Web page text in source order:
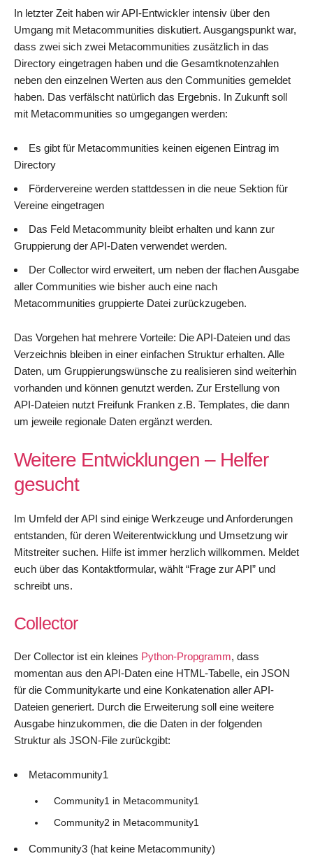
In letzter Zeit haben wir API-Entwickler intensiv über den
Umgang mit Metacommunities diskutiert. Ausgangspunkt war,
dass zwei sich zwei Metacommunities zusätzlich in das
Directory eingetragen haben und die Gesamtknotenzahlen
neben den einzelnen Werten aus den Communities gemeldet
haben. Das verfälscht natürlich das Ergebnis. In Zukunft soll
mit Metacommunities so umgegangen werden:
Es gibt für Metacommunities keinen eigenen Eintrag im
Directory
Fördervereine werden stattdessen in die neue Sektion für
Vereine eingetragen
Das Feld Metacommunity bleibt erhalten und kann zur
Gruppierung der API-Daten verwendet werden.
Der Collector wird erweitert, um neben der flachen Ausgabe
aller Communities wie bisher auch eine nach
Metacommunities gruppierte Datei zurückzugeben.
Das Vorgehen hat mehrere Vorteile: Die API-Dateien und das
Verzeichnis bleiben in einer einfachen Struktur erhalten. Alle
Daten, um Gruppierungswünsche zu realisieren sind weiterhin
vorhanden und können genutzt werden. Zur Erstellung von
API-Dateien nutzt Freifunk Franken z.B. Templates, die dann
um jeweile regionale Daten ergänzt werden.
Weitere Entwicklungen – Helfer
gesucht
Im Umfeld der API sind einige Werkzeuge und Anforderungen
entstanden, für deren Weiterentwicklung und Umsetzung wir
Mitstreiter suchen. Hilfe ist immer herzlich willkommen. Meldet
euch über das Kontaktformular, wählt “Frage zur API” und
schreibt uns.
Collector
Der Collector ist ein kleines Python-Propgramm, dass
momentan aus den API-Daten eine HTML-Tabelle, ein JSON
für die Communitykarte und eine Konkatenation aller API-
Dateien generiert. Durch die Erweiterung soll eine weitere
Ausgabe hinzukommen, die die Daten in der folgenden
Struktur als JSON-File zurückgibt:
Metacommunity1
Community1 in Metacommunity1
Community2 in Metacommunity1
Community3 (hat keine Metacommunity)